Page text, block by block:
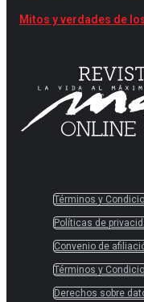
Mitos y verdades de
Términos y
Políticas de
Convenio de
Términos y
Derechos sobre